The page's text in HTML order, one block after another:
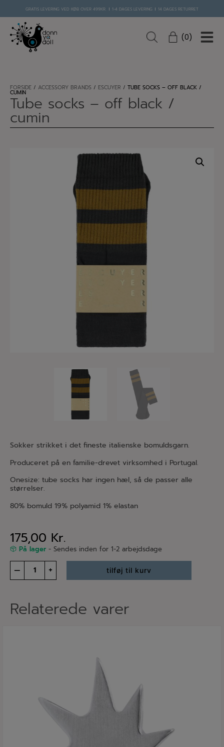
indholdet
GRATIS LEVERING VED KØB OVER 499KR. 1-4 DAGES LEVERING 14 DAGES RETURRET
0
FORSIDE / ACCESSORY BRANDS / ESCUYER / TUBE SOCKS – OFF BLACK /
CUMIN
Tube socks – off black /
cumin
Sokker strikket i det fineste italienske bomuldsgarn.
Produceret på en familie-drevet virksomhed i Portugal.
Onesize: tube socks har ingen hæl, så de passer alle
størrelser.
80% bomuld 19% polyamid 1% elastan
175,00 Kr.
På lager- Sendes inden for 1-2 arbejdsdage
–
Tube
socks
-
/
cumin
+ tilføj til kurv
Relaterede varer